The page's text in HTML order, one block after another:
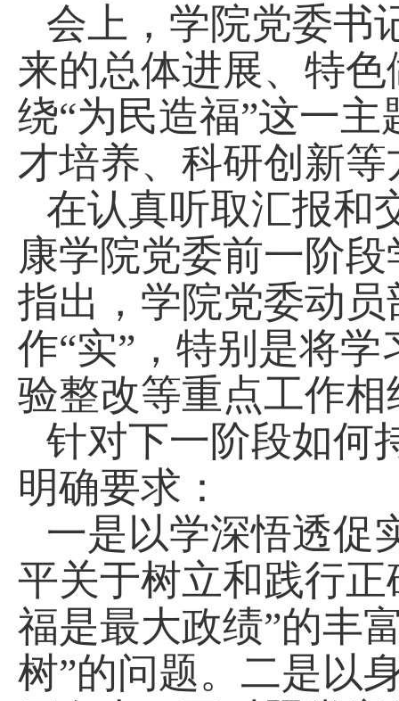
会上，学院党委书
来的总体进展、特
绕“为民造福”这一
才培养、科研创新
在认真听取汇报和
康学院党委前一阶
指出，学院党委动员
作“实”，特别是将
验整改等重点工作
针对下一阶段如何
明确要求：
一是以学深悟透促
平关于树立和践行
福是最大政绩”的丰
树”的问题。二是以